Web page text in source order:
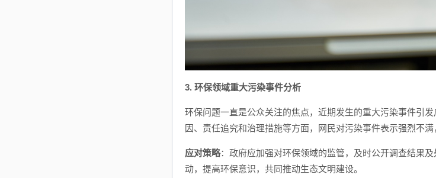
3. 环保领域重大污染事件分析
环保问题一直是公众关注的焦点，近期发生的重大污染事件引
因、责任追究和治理措施等方面，网民对污染事件表示强烈不满
应对策略：政府应加强对环保领域的监管，及时公开调查结果
动，提高环保意识，共同推动生态文明建设。